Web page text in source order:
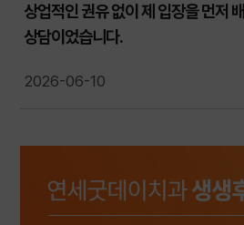
상업적인 권유 없이 제 입장을 먼저
상담이었습니다.
2026-06-10